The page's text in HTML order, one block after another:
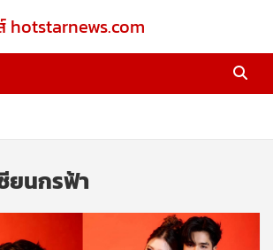
วส์ hotstarnews.com
ยนกรฟ้า